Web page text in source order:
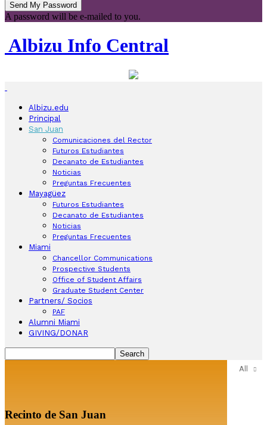
A password will be e-mailed to you.
Albizu Info Central
Albizu.edu
Principal
San Juan
Comunicaciones del Rector
Futuros Estudiantes
Decanato de Estudiantes
Noticias
Preguntas Frecuentes
Mayagüez
Futuros Estudiantes
Decanato de Estudiantes
Noticias
Preguntas Frecuentes
Miami
Chancellor Communications
Prospective Students
Office of Student Affairs
Graduate Student Center
Partners/ Socios
PAF
Alumni Miami
GIVING/DONAR
Recinto de San Juan
All